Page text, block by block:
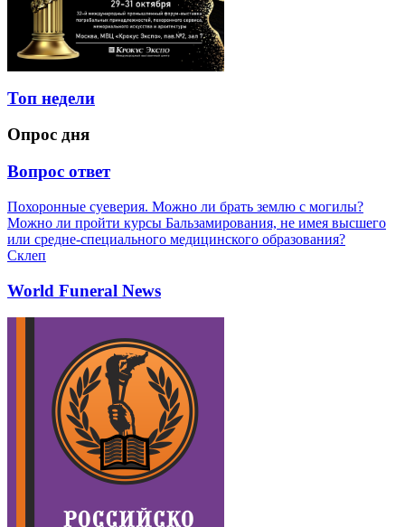
Топ недели
Опрос дня
Вопрос ответ
Похоронные суеверия. Можно ли брать землю с могилы?
Можно ли пройти курсы Бальзамирования, не имея высшего
или средне-специального медицинского образования?
Склеп
World Funeral News